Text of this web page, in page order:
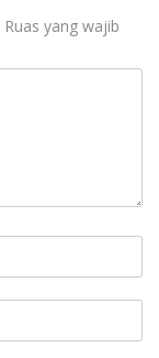
Ruas yang wajib